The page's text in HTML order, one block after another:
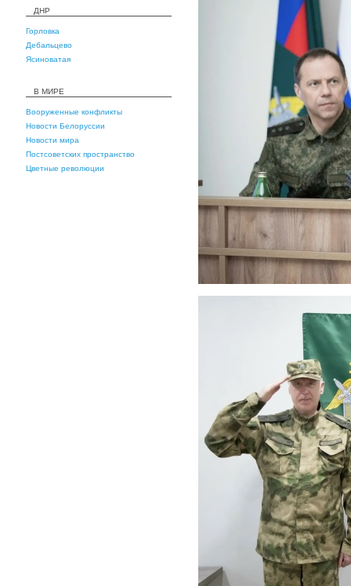
ДНР
Горловка
Дебальцево
Ясиноватая
В МИРЕ
Вооруженные конфликты
Новости Белоруссии
Новости мира
Постсоветских пространство
Цветные революции